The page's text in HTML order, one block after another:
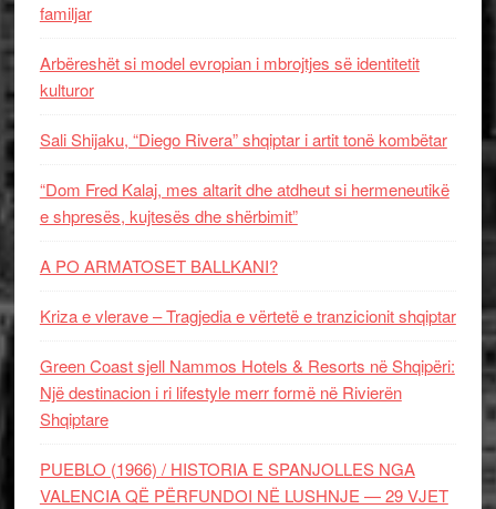
familjar
Arbëreshët si model evropian i mbrojtjes së identitetit
kulturor
Sali Shijaku, “Diego Rivera” shqiptar i artit tonë kombëtar
“Dom Fred Kalaj, mes altarit dhe atdheut si hermeneutikë
e shpresës, kujtesës dhe shërbimit”
A PO ARMATOSET BALLKANI?
Kriza e vlerave – Tragjedia e vërtetë e tranzicionit shqiptar
Green Coast sjell Nammos Hotels & Resorts në Shqipëri:
Një destinacion i ri lifestyle merr formë në Rivierën
Shqiptare
PUEBLO (1966) / HISTORIA E SPANJOLLES NGA
VALENCIA QË PËRFUNDOI NË LUSHNJE — 29 VJET